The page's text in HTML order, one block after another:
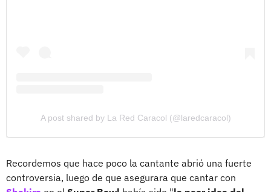
A post shared by La Red Caracol (@laredcaracol)
Recordemos que hace poco la cantante abrió una fuerte
controversia, luego de que asegurara que cantar con